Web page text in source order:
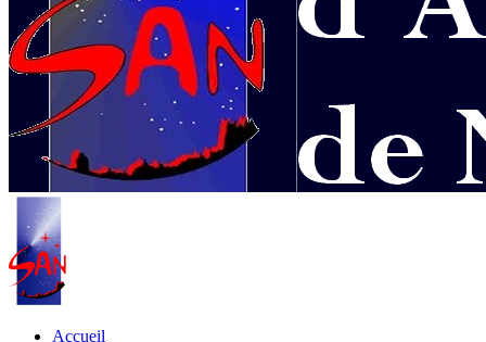
Accueil